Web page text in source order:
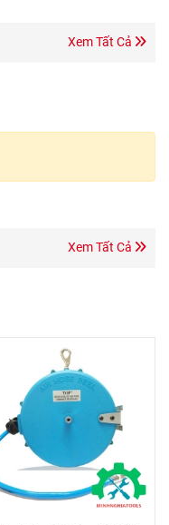
Xem Tất Cả
Xem Tất Cả